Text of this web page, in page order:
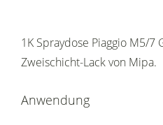
1K Spraydose Piaggio M5/7
Zweischicht-Lack von Mipa.
Anwendung